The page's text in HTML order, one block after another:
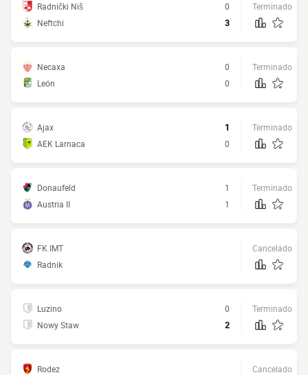
Radnički Niš
0
Neftchi
3
Terminado
Necaxa
0
León
0
Terminado
Ajax
1
AEK Larnaca
0
Terminado
Donaufeld
1
Austria II
1
Terminado
FK IMT
Radnik
Cancelado
Luzino
0
Nowy Staw
2
Terminado
Rodez
Cancelado